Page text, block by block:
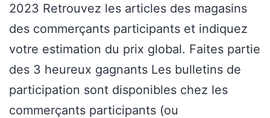
2023 Retrouvez les articles des magasins
des commerçants participants et indiquez
votre estimation du prix global. Faites partie
des 3 heureux gagnants Les bulletins de
participation sont disponibles chez les
commerçants participants (ou